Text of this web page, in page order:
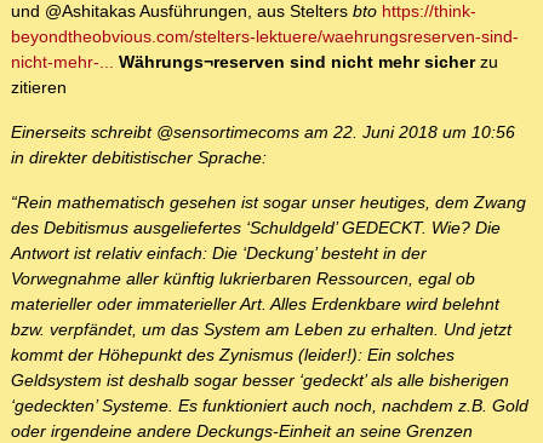
und @Ashitakas Ausführungen, aus Stelters bto https://think-
beyondtheobvious.com/stelters-lektuere/waehrungsreserven-sind-
nicht-mehr-... Währungs¬reserven sind nicht mehr sicherzu
zitieren
Einerseits schreibt @sensortimecoms am 22. Juni 2018 um 10:56
in direkter debitistischer Sprache:
“Rein mathematisch gesehen ist sogar unser heutiges, dem Zwang
des Debitismus ausgeliefertes ‘Schuldgeld’ GEDECKT. Wie? Die
Antwort ist relativ einfach: Die ‘Deckung’ besteht in der
Vorwegnahme aller künftig lukrierbaren Ressourcen, egal ob
materieller oder immaterieller Art. Alles Erdenkbare wird belehnt
bzw. verpfändet, um das System am Leben zu erhalten. Und jetzt
kommt der Höhepunkt des Zynismus (leider!): Ein solches
Geldsystem ist deshalb sogar besser ‘gedeckt’ als alle bisherigen
‘gedeckten’ Systeme. Es funktioniert auch noch, nachdem z.B. Gold
oder irgendeine andere Deckungs-Einheit an seine Grenzen